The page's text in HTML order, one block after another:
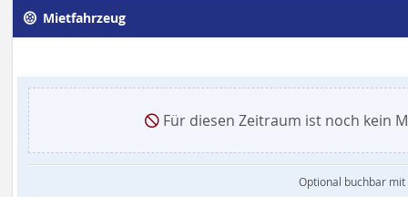
Mietfahrzeug
Für diesen Zeitraum ist noch kein
Optional buchbar mit